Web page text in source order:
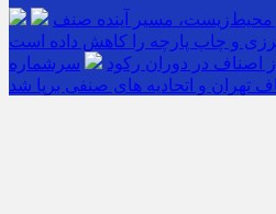
محیط‌زیست، مسیر آینده صنف
و چاپ پارچه را کاهش داده است
اصناف در دوران رکود
تهران و اتحادیه های صنفی برپا شد